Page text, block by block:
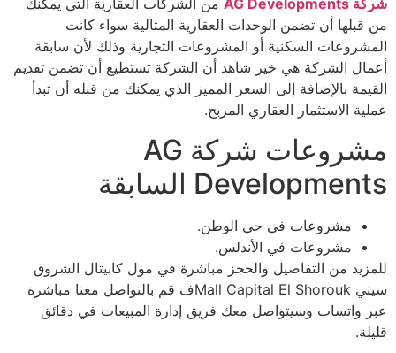
شركة AG Developments
من الشركات العقارية التي يمكنك
من قبلها أن تضمن الوحدات العقارية المثالية سواء كانت
المشروعات السكنية أو المشروعات التجارية وذلك لأن سابقة
أعمال الشركة هي خير شاهد أن الشركة تستطيع أن تضمن تقديم
القيمة بالإضافة إلى السعر المميز الذي يمكنك من قبله أن تبدأ
عملية الاستثمار العقاري المربح.
مشروعات شركة AG
Developments السابقة
مشروعات في حي الوطن.
مشروعات في الأندلس.
للمزيد من التفاصيل والحجز مباشرة في مول كابيتال الشروق
سيتي Mall Capital El Shoroukف قم بالتواصل معنا مباشرة
عبر واتساب وسيتواصل معك فريق إدارة المبيعات في دقائق
قليلة.